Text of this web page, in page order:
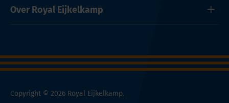
Over Royal Eijkelkamp
Copyright © 2026 Royal Eijkelkamp.